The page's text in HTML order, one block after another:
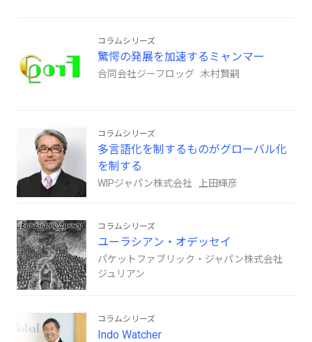
コラムシリーズ
驚愕の発展を加速するミャンマー
合同会社ジーフロッグ 木村賢嗣
コラムシリーズ
多言語化を制するものがグローバル化
を制する
WIPジャパン株式会社 上田輝彦
コラムシリーズ
ユーラシアン・オデッセイ
パケットファブリック・ジャパン株式会社
ジュリアン
コラムシリーズ
Indo Watcher